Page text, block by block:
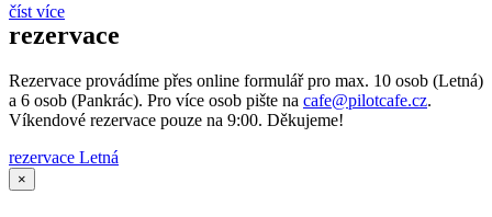
číst více
rezervace
Rezervace provádíme přes online formulář pro max. 10 osob (Letná)
a 6 osob (Pankrác). Pro více osob pište na cafe@pilotcafe.cz.
Víkendové rezervace pouze na 9:00. Děkujeme!
rezervace Letná
×